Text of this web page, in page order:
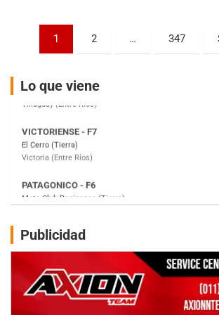
Paginación
entradas
1 2 … 347
Lo que viene
Parque de la Velocidad (Asfalto)
Villaguay (Entre Ríos)
Victoria (Entre Ríos)
Moto Club Reginense (Tierra)
Gral. E. Godoy (Río Negro)
Juventud Unida (Tierra)
Humboldt (Santa Fe)
Ciudad de Avellaneda (Asfalto)
Avellaneda (Santa Fe)
SUR SANTAFESINO - F4
José Samuel Sánchez (Tierra)
Publicidad